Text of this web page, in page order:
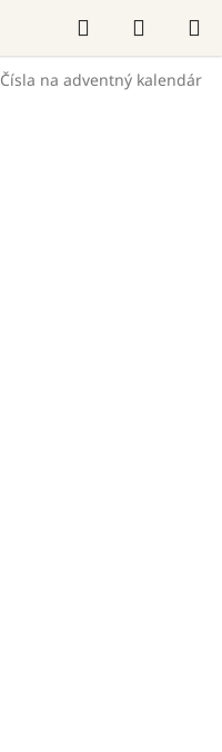
Hľadať
KOŠÍK
Čísla na adventný kalendár